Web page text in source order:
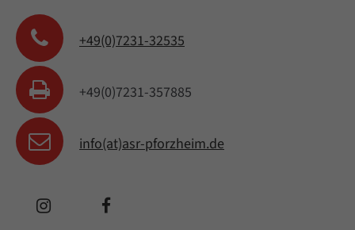
Drop us a line
info@yourdomain.com
About us
Lorem ipsum dolor sit amet, consectetuer
adipiscing elit.
+49(0)7231-32535
+49(0)7231-357885
info(at)asr-pforzheim.de